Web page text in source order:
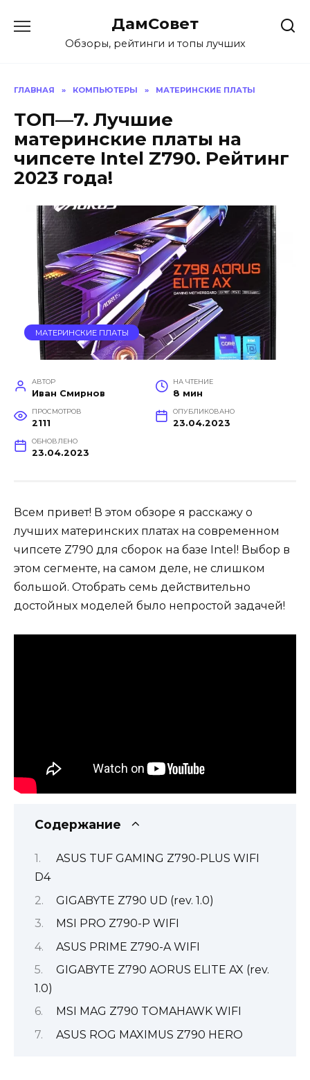
содержанию
ДамСовет
Обзоры, рейтинги и топы лучших
ГЛАВНАЯ » КОМПЬЮТЕРЫ » МАТЕРИНСКИЕ ПЛАТЫ
ТОП—7. Лучшие
материнские платы на
чипсете Intel Z790. Рейтинг
2023 года!
МАТЕРИНСКИЕ ПЛАТЫ
АВТОР
Иван Смирнов
НА ЧТЕНИЕ
8 мин
ПРОСМОТРОВ
2111
ОПУБЛИКОВАНО
23.04.2023
ОБНОВЛЕНО
23.04.2023
Всем привет! В этом обзоре я расскажу о
лучших материнских платах на современном
чипсете Z790 для сборок на базе Intel! Выбор в
этом сегменте, на самом деле, не слишком
большой. Отобрать семь действительно
достойных моделей было непростой задачей!
Содержание
ASUS TUF GAMING Z790-PLUS WIFI
D4
GIGABYTE Z790 UD (rev. 1.0)
MSI PRO Z790-P WIFI
ASUS PRIME Z790-A WIFI
GIGABYTE Z790 AORUS ELITE AX (rev.
1.0)
MSI MAG Z790 TOMAHAWK WIFI
ASUS ROG MAXIMUS Z790 HERO